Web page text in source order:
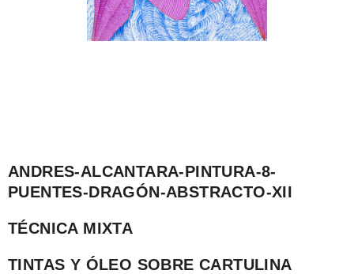
ANDRES-ALCANTARA-PINTURA-8-
PUENTES-DRAGÓN-ABSTRACTO-XII
TÉCNICA MIXTA
TINTAS Y ÓLEO SOBRE CARTULINA